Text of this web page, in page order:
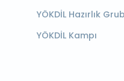
YÖKDİL Hazırlık
YÖKDİL Kampı